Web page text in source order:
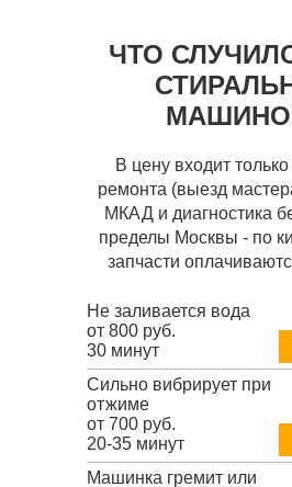
ЧТО
В цену входит
ремонта (выезд
МКАД и диагностика
пределы Москвы - по
запчасти
Не заливается вода
от 800 руб.
30 минут
Сильно вибрирует при
отжиме
от 700 руб.
20-35 минут
Машинка гремит или